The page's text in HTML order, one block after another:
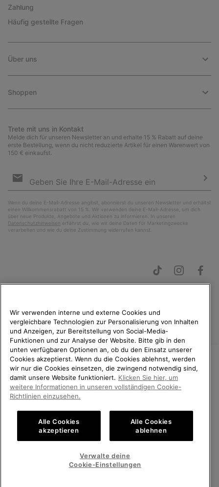
Zahlung
Häufig gestellte Fragen
Über uns
Shoppen
Trete mit uns in Kontakt
Melde dich für unseren Newsletter an und erhalte 15 % Rabatt auf deine
erste Bestellung, wenn du nicht reduzierte Artikel für einen Warenwert von
150 € einkaufst.
Anmeldung
Wenn du deine E-Mail-Adresse angibst, abonnierst du unseren Newsletter und erhältst
einen Willkommensrabatt von 15 %. Wir verwenden deine E-Mail-Adresse, um dich
über neue Produkte, Angebote und Aktionen zu informieren. In unseren
Datenschutzhinweisen erfährst du, wie wir deine Daten für Marketingzwecke
verarbeiten und wie du deine Zustimmung widerrufen kannst.
Deutschland
©2026SOREL. Alle Rechte vorbehalten.
Datenschutz Nutzungsbedingungen
Allgemeine Verkaufsbedingungen Garantiebestimmungen Cookies
Impressum Public CBCR
Kundenservice: Mo- Fr. 9:00 - 13:00 & 14:00- 18:00 Uhr
WILLKOMMEN BEI SOREL.
BITTE WÄHLEN SIE IHR
LIEFERLAND.
Online-Einkauf verfügbar
United States
Online-
Deutschland
Wir verwenden interne und externe Cookies und
vergleichbare Technologien zur Personalisierung von Inhalten
und Anzeigen, zur Bereitstellung von Social-Media-
Funktionen und zur Analyse der Website. Bitte gib in den
unten verfügbaren Optionen an, ob du den Einsatz unserer
Cookies akzeptierst. Wenn du die Cookies ablehnst, werden
wir nur die Cookies einsetzen, die zwingend notwendig sind,
damit unsere Website funktioniert. Klicken Sie hier, um
weitere Informationen in unseren vollständigen Cookie-
Richtlinien einzusehen.
Alle Cookies
akzeptieren
Alle Cookies
ablehnen
Verwalte deine
Cookie-Einstellungen